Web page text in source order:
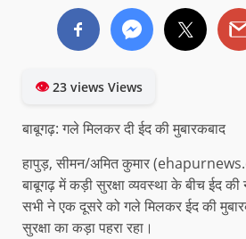
👁23 views Views
बाबूगढ़: गले मिलकर दी ईद की मुबारकबाद
हापुड़, सीमन/अमित कुमार
बाबूगढ़ में कड़ी सुरक्षा व्यवस्था के बीच ईद
सभी ने एक दूसरे को गले मिलकर ईद की
सुरक्षा का कड़ा पहरा रहा।